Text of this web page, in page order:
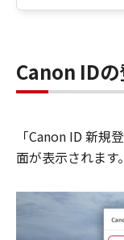
Canon ID
「Canon ID 新規
面が表示されます。